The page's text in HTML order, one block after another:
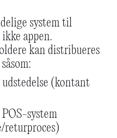
system til
appen.
kan distribueres
(kontant
system
returproces)